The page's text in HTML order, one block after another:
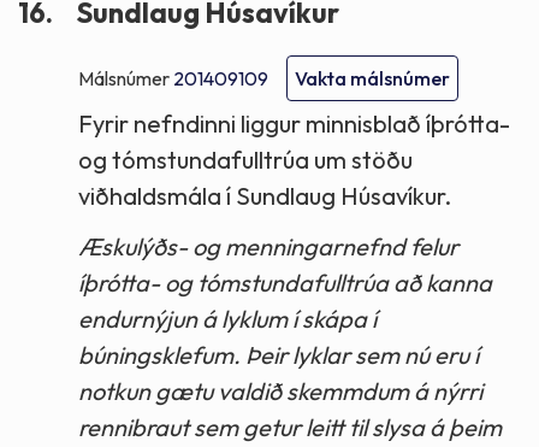
16. Sundlaug Húsavíkur
Málsnúmer 201409109 Vakta málsnúmer
Fyrir nefndinni liggur minnisblað íþrótta-
og tómstundafulltrúa um stöðu
viðhaldsmála í Sundlaug Húsavíkur.
Æskulýðs- og menningarnefnd felur
íþrótta- og tómstundafulltrúa að kanna
endurnýjun á lyklum í skápa í
búningsklefum. Þeir lyklar sem nú eru í
notkun gætu valdið skemmdum á nýrri
rennibraut sem getur leitt til slysa á þeim